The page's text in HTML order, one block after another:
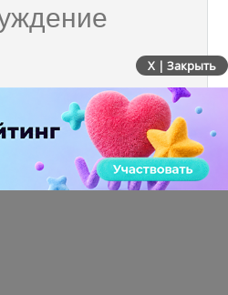
X | Закрыть